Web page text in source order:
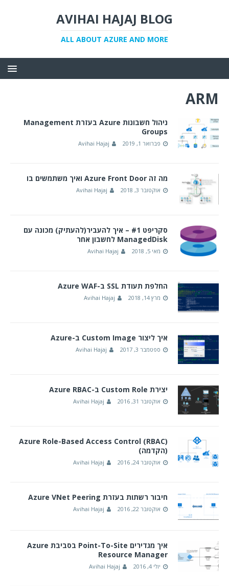
AVIHAI HAJAJ BLOG
ALL ABOUT AZURE AND MORE
ARM
ניהול חשבונות Azure בעזרת Management
Groups
פברואר 1, 2019 Avihai Hajaj
מה זה Azure Front Door ואיך משתמשים בו
אוקטובר 3, 2018 Avihai Hajaj
סקריפט #1 – איך להעביר(להעתיק) מכונה עם
ManagedDisk לחשבון אחר
מאי 5, 2018 Avihai Hajaj
החלפת תעודת SSL ב-Azure WAF
מרץ 14, 2018 Avihai Hajaj
איך ליצור Custom Image ב-Azure
ספטמבר 3, 2017 Avihai Hajaj
יצירת Custom Role ב-Azure RBAC
אוקטובר 31, 2016 Avihai Hajaj
(Azure Role-Based Access Control (RBAC
(הקדמה)
אוקטובר 24, 2016 Avihai Hajaj
חיבור רשתות בעזרת Azure VNet Peering
אוקטובר 22, 2016 Avihai Hajaj
איך מגדירים Point-To-Site בסביבת Azure
Resource Manager
יולי 4, 2016 Avihai Hajaj